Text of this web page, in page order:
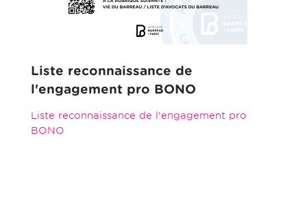
Liste reconnaissance de
l'engagement pro BONO
Liste reconnaissance de l'engagement pro
BONO